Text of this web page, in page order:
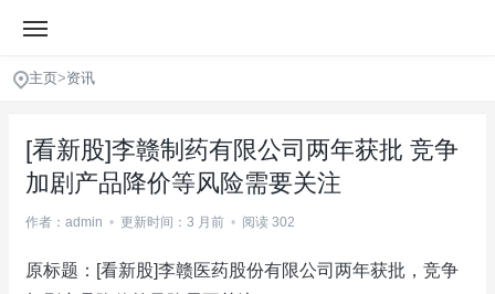
主页>资讯
[看新股]李赣制药有限公司两年获批 竞争
加剧产品降价等风险需要关注
作者：admin • 更新时间：3 月前 • 阅读 302
原标题：[看新股]李赣医药股份有限公司两年获批，竞争